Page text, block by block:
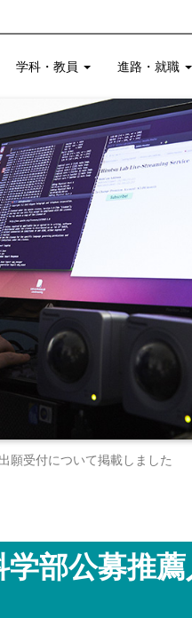
学科・教員 進路・就職
願受付について掲載しました
部公募推